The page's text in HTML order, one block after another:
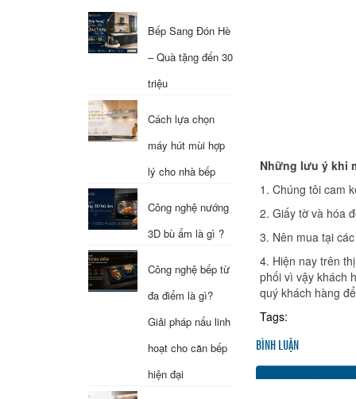
Bếp Sang Đón Hè
– Quà tặng đến 30
triệu
Cách lựa chọn
máy hút mùi hợp
lý cho nhà bếp
Công nghệ nướng
3D bù ẩm là gì ?
Công nghệ bếp từ
đa điểm là gì?
Giải pháp nấu linh
hoạt cho căn bếp
hiện đại
Những lưu ý khi
1. Chúng tôi cam
2. Giấy tờ và hóa
3. Nên mua tại
4. Hiện nay trên
phối vì vậy khách
quý khách hàng
Tags:
BÌNH LUẬN
Bình luận bằng tài